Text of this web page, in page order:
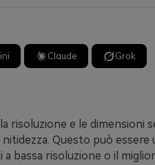
Claude Grok
risoluzione e le dimensioni
Questo può essere
a bassa risoluzione o il